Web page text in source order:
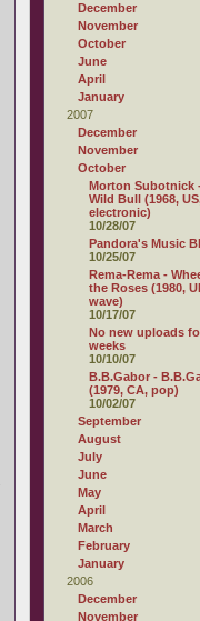
December
November
October
June
April
January
2007
December
November
October
Morton Subotnick
Wild Bull (1968,
electronic)
10/28/07
Pandora's Music
10/25/07
Rema-Rema -
the Roses (1980,
wave)
10/17/07
No new uploads
weeks
10/10/07
B.B.Gabor -
(1979, CA, pop)
10/02/07
September
August
July
June
May
April
March
February
January
2006
December
November